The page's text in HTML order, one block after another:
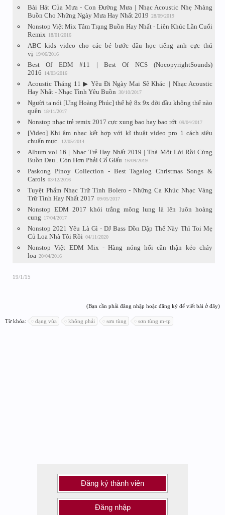
Bài Hát Của Mưa - Con Đường Mưa | Nhạc Acoustic Nhẹ Nhàng
Buồn Cho Những Ngày Mưa Hay Nhất 2019 28/09/2019
Nonstop Việt Mix Tâm Trạng Buồn Hay Nhất - Liên Khúc Lần Cuối
Remix
18/01/2016
ABC kids video cho các bé bước đầu học tiếng anh cực thú
vị
19/06/2016
Best Of EDM #11 | Best Of NCS (NocopyrightSounds)
2016
14/03/2016
Acoustic Tháng 11 ▶ Yêu Đi Ngày Mai Sẽ Khác || Nhạc Acoustic
Hay Nhất - Nhạc Tình Yêu Buồn 30/10/2017
Người ta nói [Ưng Hoàng Phúc] thế hệ 8x 9x đời đầu không thể nào
quên
18/11/2017
Nonstop nhạc trẻ remix 2017 cực xung bao hay bao rớt 09/04/2017
[Video] Khi âm nhạc kết hợp với kĩ thuật video pro 1 cách siêu
chuẩn mực.
12/05/2014
Album vol 16 | Nhạc Trẻ Hay Nhất 2019 | Thà Một Lời Rồi Cùng
Buồn Đau...Còn Hơn Phải Cố Giấu
16/09/2019
Paskong Pinoy Collection - Best Tagalog Christmas Songs &
Carols 03/12/2016
Tuyệt Phẩm Nhạc Trữ Tình Bolero - Những Ca Khúc Nhạc Vàng
Trữ Tình Hay Nhất 2017 09/05/2017
Nonstop EDM 2017 khói trắng mông lung là lên luôn hoàng
cung
17/04/2017
Nonstop 2021 Yêu Là Gì - DJ Bass Dồn Dập Thế Này Thì Toi Mẹ
Củ Loa Nhà Tôi Rồi 04/11/2020
Nonstop Việt EDM Mix - Hàng nóng hổi cần thận kẻo cháy
loa 20/04/2016
19/1/15
(Bạn cần phải đăng nhập hoặc đăng ký để viết bài ở đây)
Từ khóa: dạng vừa không phải sơn tùng sơn tùng m-tp
Đăng ký thành viên
Đăng nhập